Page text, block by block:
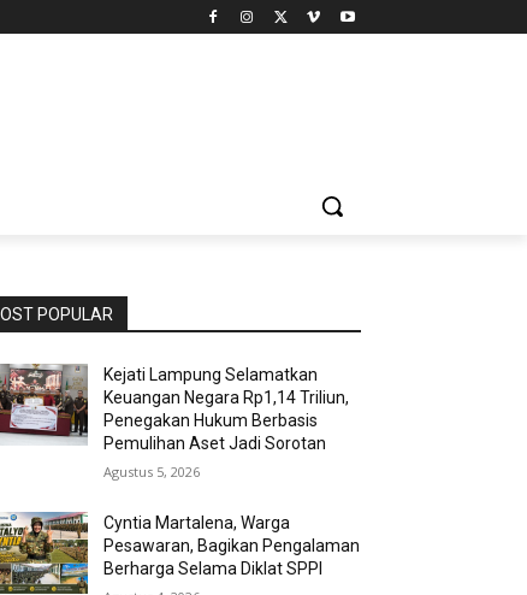
POPULAR
Kejati Lampung Selamatkan
Keuangan Negara Rp1,14 Triliun,
Penegakan Hukum Berbasis
Pemulihan Aset Jadi Sorotan
Agustus 5, 2026
Cyntia Martalena, Warga
Pesawaran, Bagikan Pengalaman
Berharga Selama Diklat SPPI